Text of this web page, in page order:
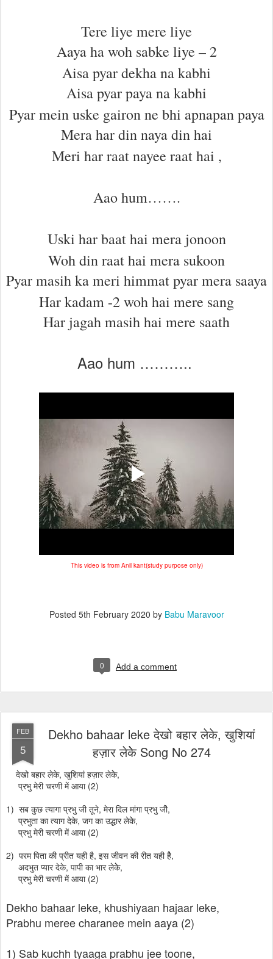
Tere liye mere liye
Aaya ha woh sabke liye – 2
Aisa pyar dekha na kabhi
Aisa pyar paya na kabhi
Pyar mein uske gairon ne bhi apnapan paya
Mera har din naya din hai
Meri har raat nayee raat hai ,
Aao hum…….
Uski har baat hai mera jonoon
Woh din raat hai mera sukoon
Pyar masih ka meri himmat pyar mera saaya
Har kadam -2 woh hai mere sang
Har jagah masih hai mere saath
Aao hum ………..
This video is from Anil kant(study purpose only)
Posted 5th February 2020 by Babu Maravoor
0 Add a comment
FEB
5
Dekho bahaar leke देखो बहार लेके, खुशियां
हज़ार लेकेे Song No 274
देखो बहार लेके, खुशियां हज़ार लेकेे,
प्रभु मेरी चरणी में आया (2)
1) सब कुछ त्यागा प्रभु जी तूने, मेरा दिल मांगा प्रभु जीे,
प्रभुता का त्याग देके, जग का उद्धार लेकेे,
प्रभु मेरी चरणी में आया (2)
2) परम पिता की प्रीत यही है, इस जीवन की रीत यही हैे,
अदभुत प्यार देके, पापी का भार लेकेे,
प्रभु मेरी चरणी में आया (2)
Dekho bahaar leke, khushiyaan hajaar leke,
Prabhu meree charanee mein aaya (2)
1) Sab kuchh tyaaga prabhu jee toone,